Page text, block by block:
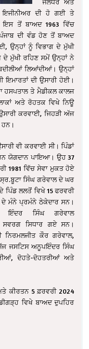
ਜਲੰਧਰ ਅਤੇ
ਇਜੀਨੀਅਰ ਦੀ ਹੋ ਗਈ ਤੇ
ਇਸ ਤੋਂ ਬਾਅਦ 1963 ਵਿੱਚ
ਦੀ ਵੰਡ ਹੋਣ ਤੋਂ ਬਾਅਦ
ਉਨ੍ਹਾਂ ਨੂੰ ਵਿਭਾਗ ਦੇ ਮੁੱਖੀ
ਦੇ ਮੁੱਖੀ ਰਹਿਣ ਸਮੇਂ ਉਨ੍ਹਾਂ ਨੇ
ਲਿਆਂਦੀਆਂ। ਉਨ੍ਹਾਂ
ਇਮਾਰਤਾਂ ਦੀ ਉਸਾਰੀ ਹੋਈ।
ਹਸਪਤਾਲ ਤੇ ਮੈਡੀਕਲ ਕਾਲਜ
ਅਤੇ ਰੋਹਤਕ ਵਿਖੇ ਨਿਊ
ਕਰਵਾਈ, ਜਿਹੜੀ ਅੱਜ
ਹਨ।
ਵੀ ਕਰਵਾਈ ਸੀ। ਪਿੰਡਾਂ
ਯੋਗਦਾਨ ਪਾਇਆ। ਉਹ 37
1981 ਵਿੱਚ ਸੇਵਾ ਮੁਕਤ ਹੋਏ
ਸਿੰਘ ਗਰੇਵਾਲ ਦੇ ਘਰ
ਪਿੰਡ ਲਲਤੋਂ ਵਿਖੇ 15 ਫਰਵਰੀ
ਮੰਨੇ ਪ੍ਰਮੰਨੇ ਠੇਕੇਦਾਰ ਸਨ।
ਇੰਦਰ ਸਿੰਘ ਗਰੇਵਾਲ
ਸਵਰਗ ਸਿਧਾਰ ਗਏ ਸਨ।
ਕੌਰ ਗਰੇਵਾਲ,
ਜਸਟਿਸ ਅਨੂਪਇੰਦਰ ਸਿੰਘ
ਦੋਹਤੇ-ਦੋਹਤਰੀਆਂ ਅਤੇ
ਕੀਰਤਨ 5 ਫ਼ਰਵਰੀ 2024
ਵਿਖੇ ਬਾਅਦ ਦੁਪਹਿਰ